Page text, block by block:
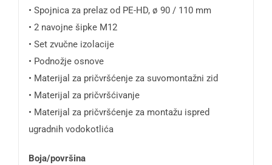
• Spojnica za prelaz od PE-HD, ø 90 / 110 mm
• 2 navojne šipke M12
• Set zvučne izolacije
• Podnožje osnove
• Materijal za pričvršćenje za suvomontažni zid
• Materijal za pričvršćivanje
• Materijal za pričvršćenje za montažu ispred
ugradnih vodokotlića
Boja/površina